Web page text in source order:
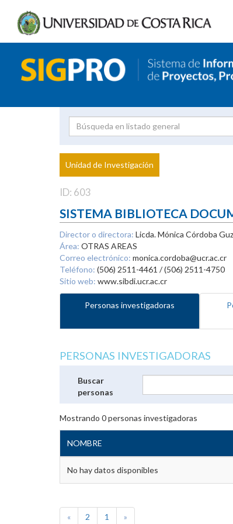
Proyecto
Investigador
Unidad de Investigación
ID: 603
SISTEMA BIBLIOTECA
Director o directora: Licda. Mónica Córdoba
Área: OTRAS AREAS
Correo electrónico: monica.cordoba@ucr.ac.cr
Teléfono: (506) 2511-4461 / (506) 2511-4750
Sitio web: www.sibdi.ucr.ac.cr
Personas investigadoras
PERSONAS INVESTIGADORAS
Buscar
personas
Mostrando 0personas investigadoras
NOMBRE
No hay datos disponibles
« 2 1 »